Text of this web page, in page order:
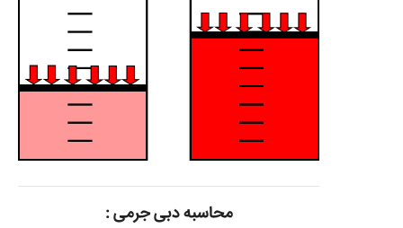
محاسبه دبی جرمی :